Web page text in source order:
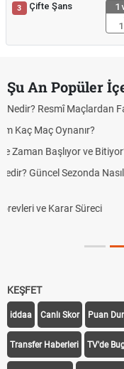
3 Çifte Şans
1
Şu An Popüler
Puan Durumunda
Skor Ne Demek?
Futbol Nasıl
Deplasman Golü
DGS Sonuçları Ne
KEŞFET
iddaa Canlı Skor Puan
Transfer Haberleri TV'de